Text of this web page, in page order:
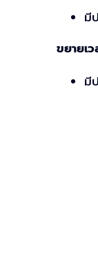
มี
ขยายเ
มี